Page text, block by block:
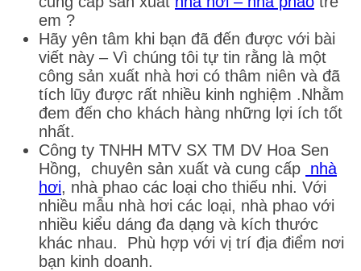
em ?
Hãy yên tâm khi bạn đã đến được với bài
viết này – Vì chúng tôi tự tin rằng là một
công sản xuất nhà hơi có thâm niên và đã
tích lũy được rất nhiều kinh nghiệm .Nhằm
đem đến cho khách hàng những lợi ích tốt
nhất.
Công ty TNHH MTV SX TM DV Hoa Sen
Hồng, chuyên sản xuất và cung cấp nhà
hơi, nhà phao các loại cho thiếu nhi. Với
nhiều mẫu nhà hơi các loại, nhà phao với
nhiều kiểu dáng đa dạng và kích thước
khác nhau. Phù hợp với vị trí địa điểm nơi
bạn kinh doanh.